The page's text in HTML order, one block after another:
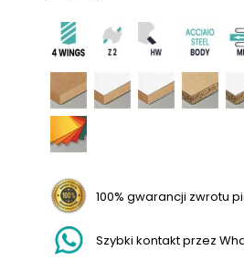
100% gwarancji zwrotu
Szybki kontakt przez